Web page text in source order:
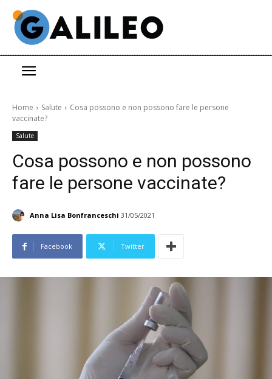
Home Salute
Cosa possono e non possono fare le persone
vaccinate?
Salute
Cosa possono e non possono
fare le persone vaccinate?
Anna Lisa Bonfranceschi 31/05/2021
Facebook Twitter